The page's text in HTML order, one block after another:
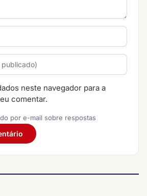
neste navegador para a
comentar.
por e-mail sobre respostas